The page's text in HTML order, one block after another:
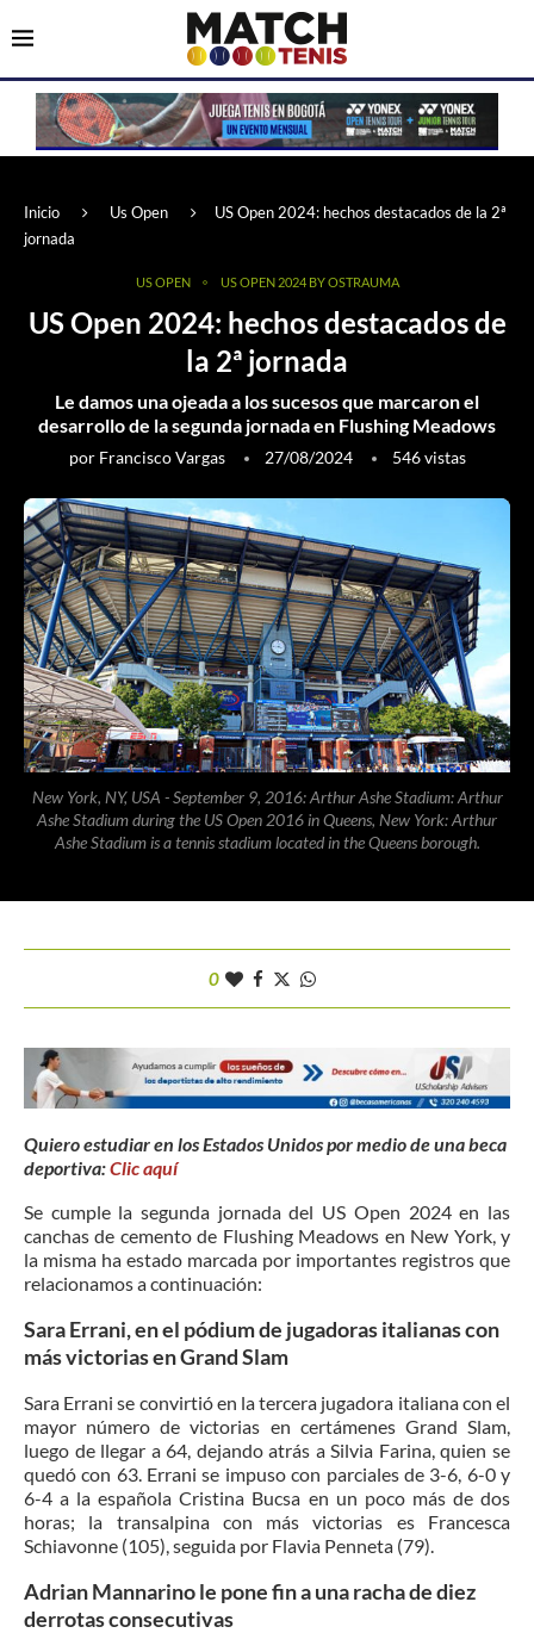
Inicio Us Open
US Open 2024: hechos destacados de la 2ª
jornada
US OPEN US OPEN 2024 BY OSTRAUMA
US Open 2024: hechos destacados de
la 2ª jornada
Le damos una ojeada a los sucesos que marcaron el
desarrollo de la segunda jornada en Flushing Meadows
por Francisco Vargas 27/08/2024 546vistas
New York, NY, USA - September 9, 2016: Arthur Ashe Stadium: Arthur
Ashe Stadium during the US Open 2016 in Queens, New York: Arthur
Ashe Stadium is a tennis stadium located in the Queens borough.
0
Quiero estudiar en los Estados Unidos por medio de una beca
deportiva:Clic aquí
Se cumple la segunda jornada del US Open 2024 en las
canchas de cemento de Flushing Meadows en New York, y
la misma ha estado marcada por importantes registros que
relacionamos a continuación:
Sara Errani, en el pódium de jugadoras italianas con
más victorias en Grand Slam
Sara Errani se convirtió en la tercera jugadora italiana con el
mayor número de victorias en certámenes Grand Slam,
luego de llegar a 64, dejando atrás a Silvia Farina, quien se
quedó con 63. Errani se impuso con parciales de 3-6, 6-0 y
6-4 a la española Cristina Bucsa en un poco más de dos
horas; la transalpina con más victorias es Francesca
Schiavonne (105), seguida por Flavia Penneta (79).
Adrian Mannarino le pone fin a una racha de diez
derrotas consecutivas